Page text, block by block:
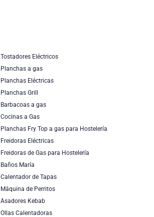
Tostadores Eléctricos
Planchas a gas
Planchas Eléctricas
Planchas Grill
Barbacoas a gas
Cocinas a Gas
Planchas Fry Top a gas para Hostelería
Freidoras Eléctricas
Freidoras de Gas para Hostelería
Baños María
Calentador de Tapas
Máquina de Perritos
Asadores Kebab
Ollas Calentadoras